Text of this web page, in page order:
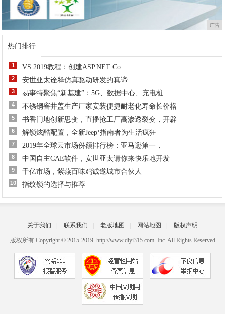
广告
热门排行
1 VS 2019教程：创建ASP.NET Co
2 安世亚太诠释仿真驱动研发的真谛
3 易事特聚焦“新基建”：5G、数据中心、充电桩
4 不锈钢窨井盖生产厂家安装便捷耐老化寿命长价格
5 书香门地创新思变，直播抢工厂高渗透裂变，开辟
6 解锁炫酷配置，全新Jeep⁺指南者为生活疯狂
7 2019年全球云市场份额排行榜：亚马逊第一，
8 中国自主CAE软件，安世亚太请你来快乐地开发
9 千亿市场，紫燕百味鸡诚邀城市合伙人
10 指纹锁的选择与推荐
关于我们 联系我们 老版地图 网站地图 版权声明
版权所有 Copyright © 2015-2019 http://www.diyi315.com Inc. All Rights Reserved